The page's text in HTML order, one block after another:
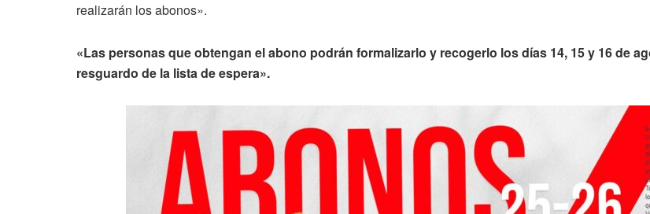
realizarán los abonos».
«Las personas que obtengan el abono podrán formalizarlo y recogerlo los días 14, 15 y 16 de
resguardo de la lista de espera».